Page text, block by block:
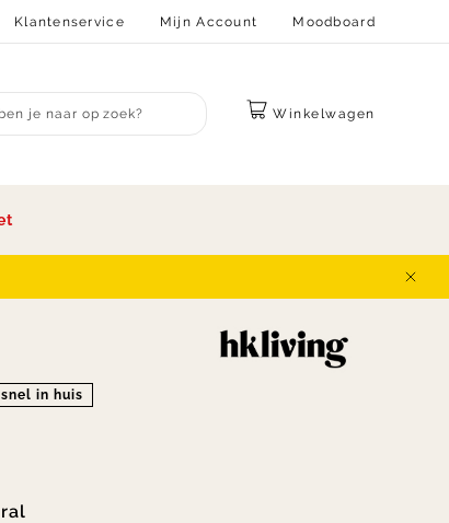
Klantenservice Mijn Account Moodboard
Winkelwagen
snel in huis